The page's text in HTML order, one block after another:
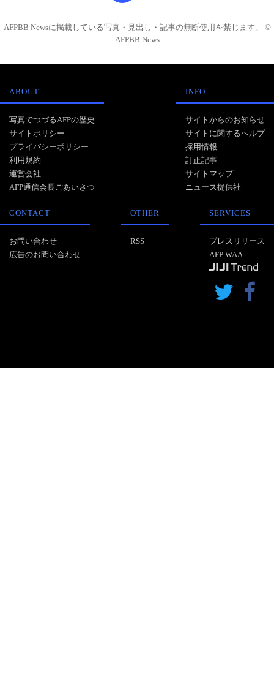
AFPBB Newsに掲載している写真・見出し・記事の無断使用を禁じます。 ©
AFPBB News
ABOUT
写真でつづるAFPの歴史
サイトポリシー
プライバシーポリシー
利用規約
運営会社
AFP通信会長ごあいさつ
INFO
サイトからのお知らせ
サイトに関するヘルプ
採用情報
訂正記事
サイトマップ
ニュース提供社
CONTACT
お問い合わせ
広告のお問い合わせ
OTHER
RSS
SERVICES
プレスリリース
AFP WAA